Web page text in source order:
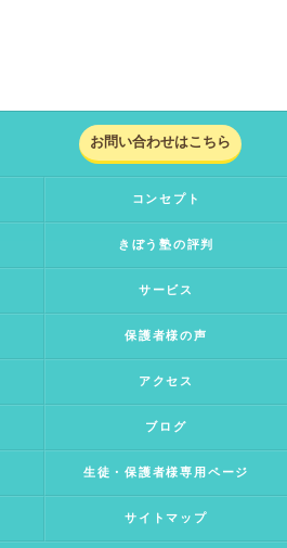
お問い合わせはこちら
コンセプト
きぼう塾の評判
サービス
保護者様の声
アクセス
ブログ
生徒・保護者様専用ページ
サイトマップ